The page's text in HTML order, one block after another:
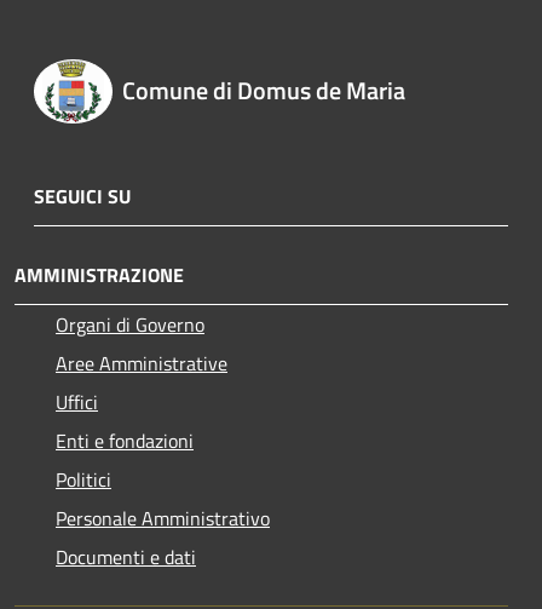
Comune di Domus de Maria
SEGUICI SU
AMMINISTRAZIONE
Organi di Governo
Aree Amministrative
Uffici
Enti e fondazioni
Politici
Personale Amministrativo
Documenti e dati